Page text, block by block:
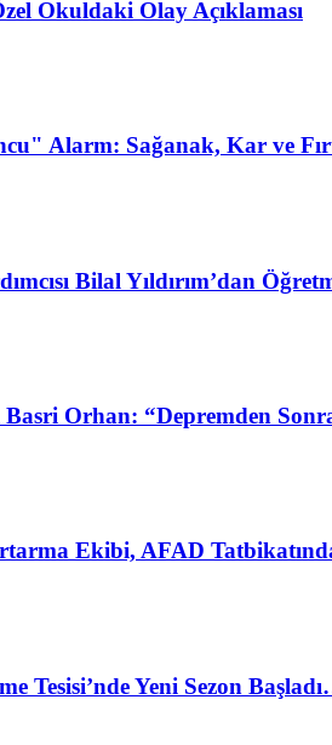
Okuldaki Olay Açıklaması
Alarm: Sağanak, Kar ve
Bilal Yıldırım’dan
Basri Orhan: “Depremden
Ekibi, AFAD
Tesisi’nde Yeni Sezon